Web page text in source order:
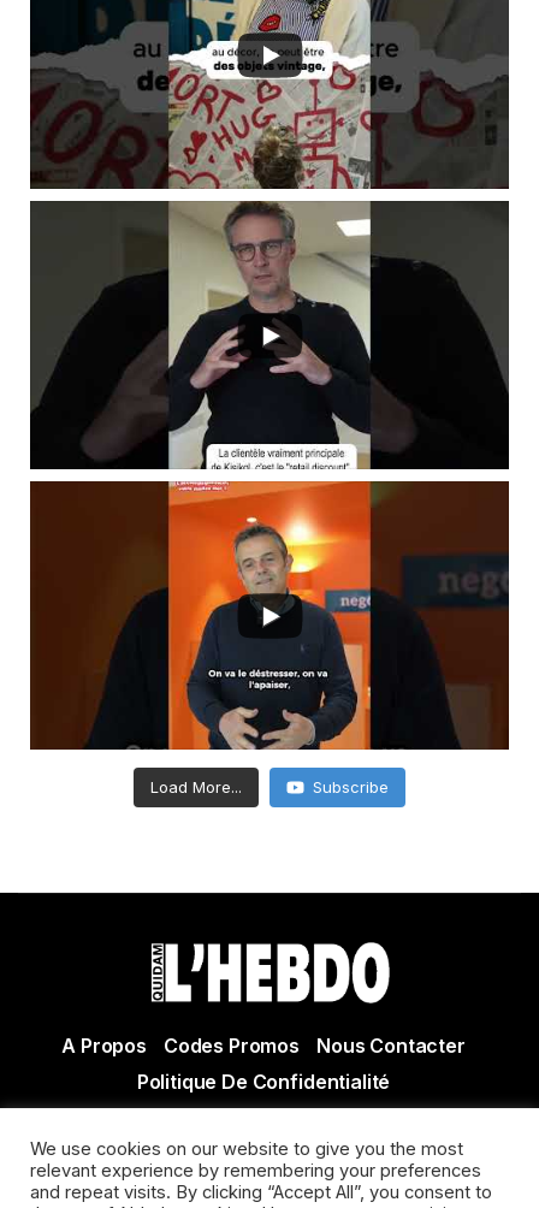
Load More... Subscribe
A Propos Codes Promos
Nous Contacter
Politique De Confidentialité
Actualité Agen - Actualité en lot et Garonne - Actualité
Villeneuve sur Lot
We use cookies on our website to give you the most
relevant experience by remembering your preferences
and repeat visits. By clicking “Accept All”, you consent to